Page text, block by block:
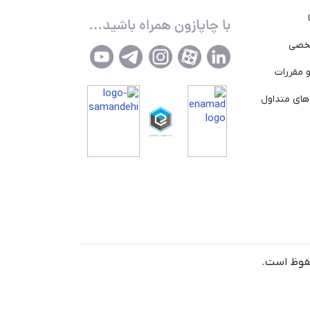
مقررات
متداول
است.